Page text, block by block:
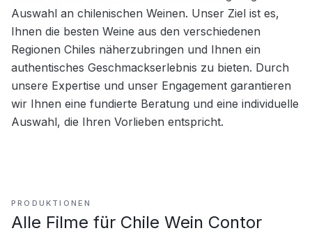
Auswahl an chilenischen Weinen. Unser Ziel ist es,
Ihnen die besten Weine aus den verschiedenen
Regionen Chiles näherzubringen und Ihnen ein
authentisches Geschmackserlebnis zu bieten. Durch
unsere Expertise und unser Engagement garantieren
wir Ihnen eine fundierte Beratung und eine individuelle
Auswahl, die Ihren Vorlieben entspricht.
PRODUKTIONEN
Alle Filme für Chile Wein Contor